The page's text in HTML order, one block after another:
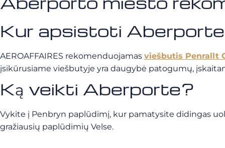
Kur apsistoti Aberporte
AEROAFFAIRES rekomenduojamas viešbutis Penrallt
įsikūrusiame viešbutyje yra daugybė patogumų,
Ką veikti Aberporte?
Vykite į Penbryn paplūdimį, kur pamatysite didingas
gražiausių paplūdimių Velse.